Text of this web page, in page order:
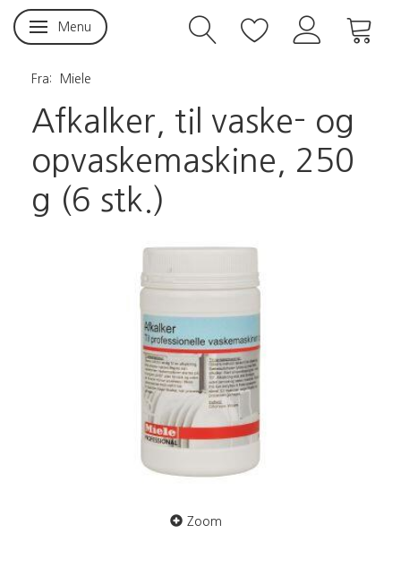
Skifte navigation
Menu
Fra: Miele
Afkalker, til vaske- og
opvaskemaskine, 250
g (6 stk.)
Zoom